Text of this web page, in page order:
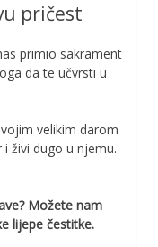
pričest
primio sakrament
da te učvrsti u
velikim darom
živi dugo u njemu.
Možete nam
lijepe čestitke.